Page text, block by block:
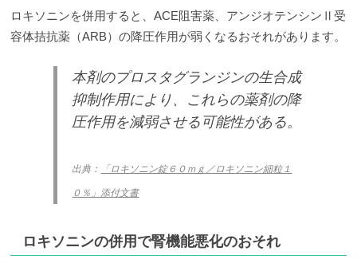
ロキソニンを併用すると、ACE阻害薬、アンジオテンシンⅡ受
容体拮抗薬（ARB）の降圧作用が弱くなるおそれがあります。
本剤のプロスタグランジンの生合成
抑制作用により、これらの薬剤の降
圧作用を減弱させる可能性がある。
出典： 「ロキソニン錠６０ｍｇ／ロキソニン細粒１
０％」添付文書
ロキソニンの併用で腎機能悪化のおそれ